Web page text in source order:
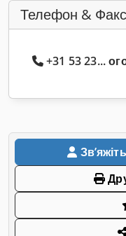
Телефон & Факс
+31 53 23...